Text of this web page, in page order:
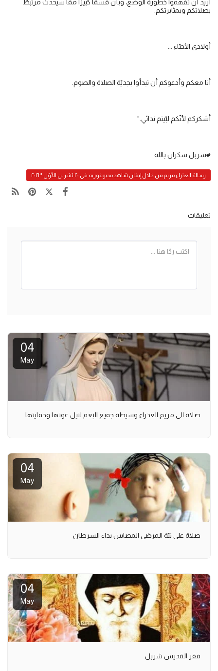
أريد أن تفهموا خطورة الوضع، وبأنَّ قسمًا كبيرًا ممّا سيحدث مرتبطٌ
بصلاتكم وبمثابرتكم.
أولادي الأحبّاء ...
أنا معكم وأدعوكم أن تبدأوا بجديّة الصلاة والصوم.
أشكركم لأنّكم لبّيتم ندائي."
#شربل سكران بالله
رسالة العذراء مريم من خلال إيفان شاهد مديوغوريه في ٢٠ تشرين الأوّل ٢٠٢٣
تعليقات
04
May
صلاة الى مريم العذراء وسيطة جميع النِعم لنيل عونها وحمايتها
04
May
صلاة على نيّة المرضى المصابين بداء السرطان
04
May
فقر القديس شربل